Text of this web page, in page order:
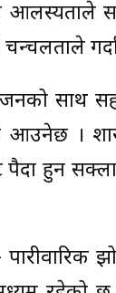
साथ
आउनेछ ।
हुन